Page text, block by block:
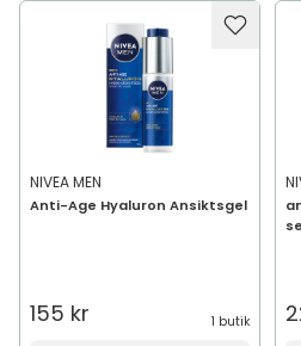
NIVEA MEN
Anti-Age Hyaluron Ansiktsgel
155 kr 1 butik